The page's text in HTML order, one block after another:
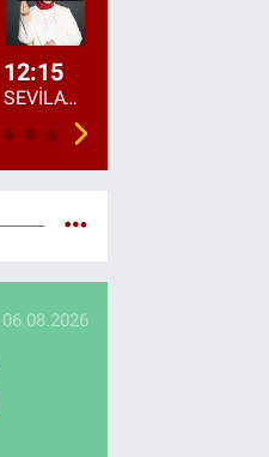
12:15
SEVİLAY SUNGUR İLE ELİMİN BEREKETİ
06.08.2026